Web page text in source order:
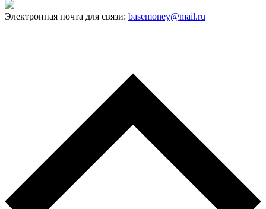
Электронная почта для связи: basemoney@mail.ru